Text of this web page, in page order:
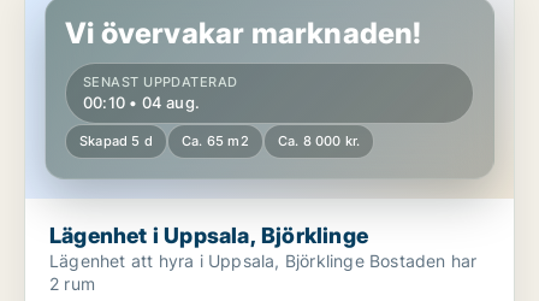
Vi övervakar marknaden!
SENAST UPPDATERAD
00:10 • 04 aug.
Skapad 5 d Ca. 65 m2 Ca. 8 000 kr.
Lägenhet i Uppsala, Björklinge
Lägenhet att hyra i Uppsala, Björklinge Bostaden har
2 rum